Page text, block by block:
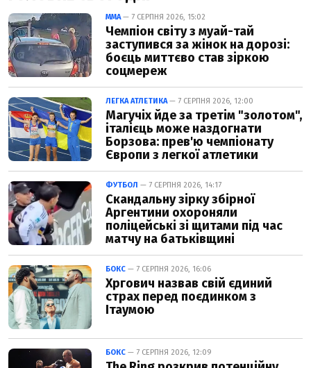
ММА— 7 СЕРПНЯ 2026, 15:02
Чемпіон світу з муай-тай
заступився за жінок на дорозі:
боєць миттєво став зіркою
соцмереж
ЛЕГКА АТЛЕТИКА— 7 СЕРПНЯ 2026, 12:00
Магучіх йде за третім "золотом",
італієць може наздогнати
Борзова: прев'ю чемпіонату
Європи з легкої атлетики
ФУТБОЛ — 7 СЕРПНЯ 2026, 14:17
Скандальну зірку збірної
Аргентини охороняли
поліцейські зі щитами під час
матчу на батьківщині
БОКС — 7 СЕРПНЯ 2026, 16:06
Хргович назвав свій єдиний
страх перед поєдинком з
Ітаумою
БОКС — 7 СЕРПНЯ 2026, 12:09